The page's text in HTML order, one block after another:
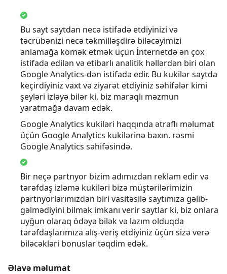
Bu sayt saytdan necə istifadə etdiyinizi və
təcrübənizi necə təkmilləşdirə biləcəyimizi
anlamağa kömək etmək üçün İnternetdə ən çox
istifadə edilən və etibarlı analitik həllərdən biri olan
Google Analytics-dən istifadə edir. Bu kukilər saytda
keçirdiyiniz vaxt və ziyarət etdiyiniz səhifələr kimi
şeyləri izləyə bilər ki, biz maraqlı məzmun
yaratmağa davam edək.
Google Analytics kukiləri haqqında ətraflı məlumat
üçün Google Analytics kukilərinə baxın. rəsmi
Google Analytics səhifəsində.
Bir neçə partnyor bizim adımızdan reklam edir və
tərəfdaş izləmə kukiləri bizə müştərilərimizin
partnyorlarımızdan biri vasitəsilə saytımıza gəlib-
gəlmədiyini bilmək imkanı verir saytlar ki, biz onlara
uyğun olaraq ödəyə bilək və lazım olduqda
tərəfdaşlarımıza alış-veriş etdiyiniz üçün sizə verə
biləcəkləri bonuslar təqdim edək.
Əlavə məlumat